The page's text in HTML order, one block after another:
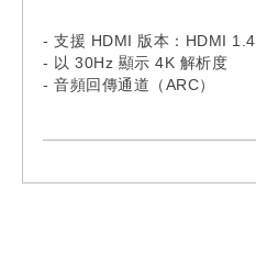
- 支援 HDMI 版本：HDMI 1.4
- 以 30Hz 顯示 4K 解析度
- 音頻回傳通道（ARC）